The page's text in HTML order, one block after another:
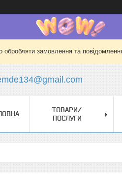
замовлення та
ТОВАРИ/
ПОСЛУГИ